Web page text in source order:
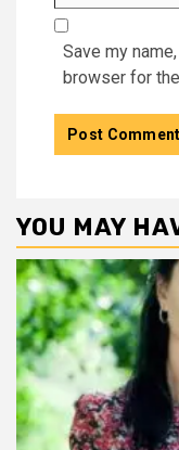
Save my
browser for
YOU MAY